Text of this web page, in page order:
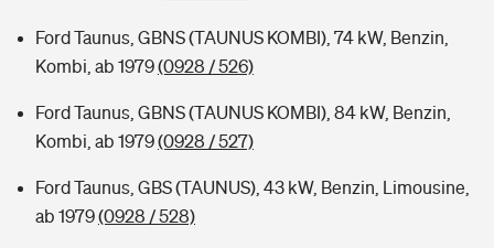
Ford Taunus, GBNS (TAUNUS KOMBI), 74 kW, Benzin,
Kombi, ab 1979(0928 / 526)
Ford Taunus, GBNS (TAUNUS KOMBI), 84 kW, Benzin,
Kombi, ab 1979(0928 / 527)
Ford Taunus, GBS (TAUNUS), 43 kW, Benzin, Limousine,
ab 1979(0928 / 528)